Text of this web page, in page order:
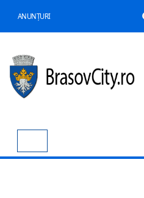
ANUNȚURI